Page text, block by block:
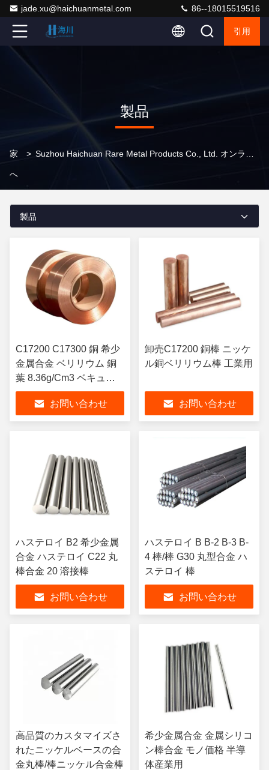
jade.xu@haichuanmetal.com 86--18015519516
引用
製品
家
へ
>
製品
C17200 C17300 銅 希少
金属合金 ベリリウム 銅
葉 8.36g/Cm3 ベキュー
テープ 価格 千グラム
お問い合わせ
卸売C17200 銅棒 ニッケ
ル銅ベリリウム棒 工業用
お問い合わせ
ハステロイ B2 希少金属
合金 ハステロイ C22 丸
棒合金 20 溶接棒
お問い合わせ
ハステロイ B B-2 B-3 B-
4 棒/棒 G30 丸型合金 ハ
ステロイ 棒
お問い合わせ
高品質のカスタマイズさ
れたニッケルベースの合
金丸棒/棒ニッケル合金棒
希少金属合金 金属シリコ
ン棒合金 モノ価格 半導
体産業用